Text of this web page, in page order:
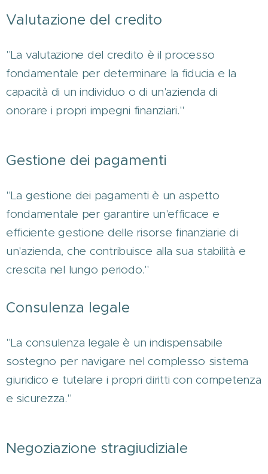
Valutazione del credito
"La valutazione del credito è il processo
fondamentale per determinare la fiducia e la
capacità di un individuo o di un'azienda di
onorare i propri impegni finanziari."
Gestione dei pagamenti
"La gestione dei pagamenti è un aspetto
fondamentale per garantire un'efficace e
efficiente gestione delle risorse finanziarie di
un'azienda, che contribuisce alla sua stabilità e
crescita nel lungo periodo."
Consulenza legale
"La consulenza legale è un indispensabile
sostegno per navigare nel complesso sistema
giuridico e tutelare i propri diritti con competenza
e sicurezza."
Negoziazione stragiudiziale